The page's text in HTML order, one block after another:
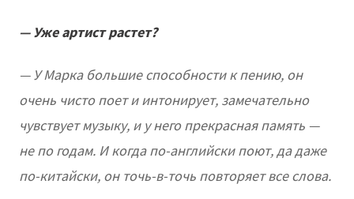
— Уже артист растет?
— У Марка большие способности к пению, он
очень чисто поет и интонирует, замечательно
чувствует музыку, и у него прекрасная память —
не по годам. И когда по-английски поют, да даже
по-китайски, он точь-в-точь повторяет все слова.